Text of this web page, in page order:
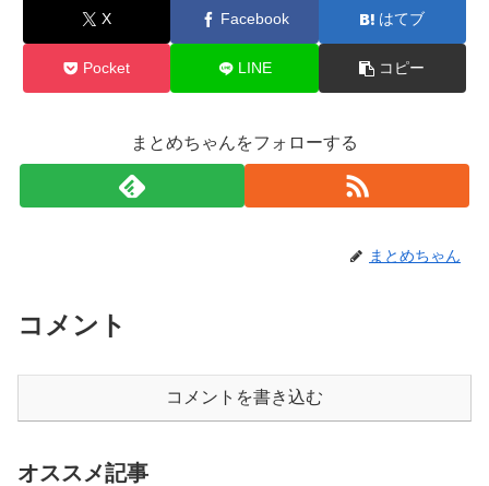
X Facebook はてブ
Pocket LINE コピー
まとめちゃんをフォローする
まとめちゃん
コメント
コメントを書き込む
オススメ記事